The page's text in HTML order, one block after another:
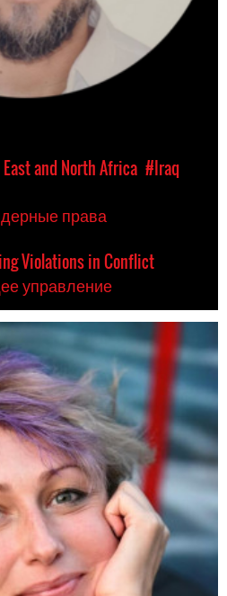
and North Africa #Iraq
права
Violations in Conflict
управление